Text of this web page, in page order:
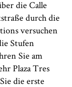
die Calle
durch die
versuchen
Stufen
Sie am
Plaza Tres
die erste